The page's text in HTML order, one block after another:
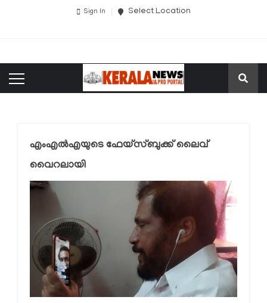
Sign In Select Location
എംഎല്‍എയുടെ ഫേയ്സ്ബുക്ക് ലൈവ്
വൈറലായി